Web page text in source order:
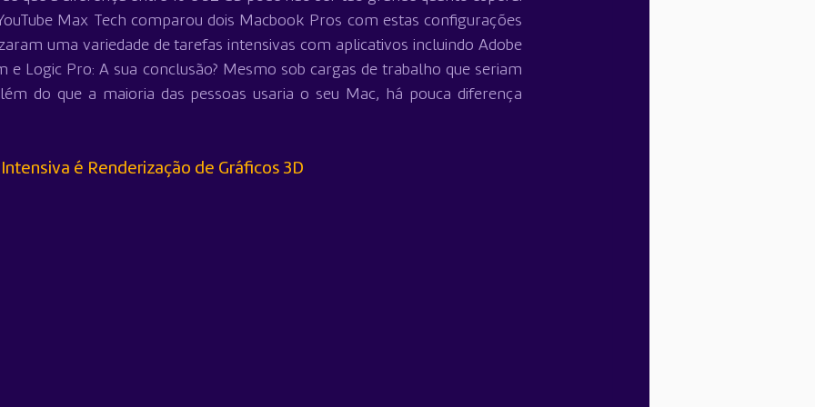
Max Tech comparou dois Macbook Pros com estas configurações
uma variedade de tarefas intensivas com aplicativos incluindo Adobe
e Logic Pro: A sua conclusão? Mesmo sob cargas de trabalho que seriam
do que a maioria das pessoas usaria o seu Mac, há pouca diferença
é Renderização de Gráficos 3D